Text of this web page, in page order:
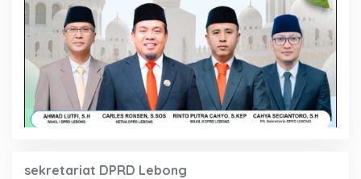
sekretariat DPRD Lebong